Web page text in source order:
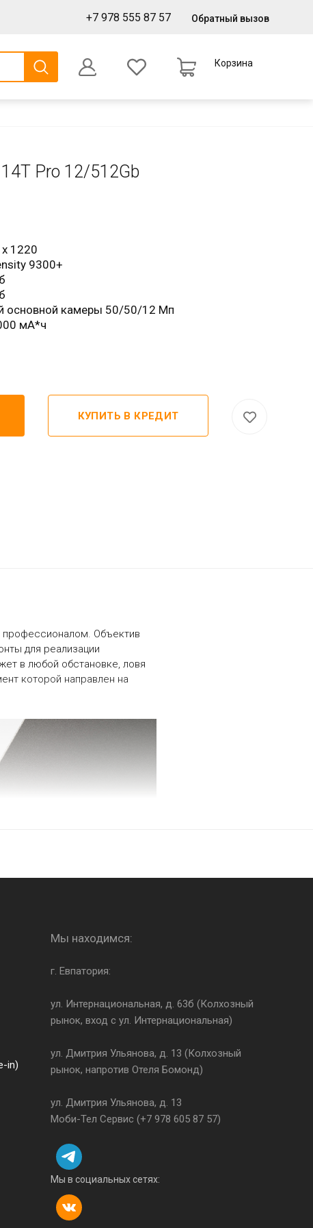
+7 978 555 87 57 Обратный вызов
Корзина
Pro 12/512Gb
1220
9300+
основной камеры 50/50/12 Мп
мА*ч
КУПИТЬ В КРЕДИТ
профессионалом. Объектив
для реализации
в любой обстановке, ловя
которой направлен на
кожей ладоней, благодаря
на 116% прочнее, ведь
падений. Ультратонкий
визуально
in)
Мы находимся:
г. Евпатория:
ул. Интернациональная, д. 63б (Колхозный
рынок, вход с ул. Интернациональная)
ул. Дмитрия Ульянова, д. 13 (Колхозный
рынок, напротив Отеля Бомонд)
ул. Дмитрия Ульянова, д. 13
Моби-Тел Сервис (+7 978 605 87 57)
Мы в социальных сетях: